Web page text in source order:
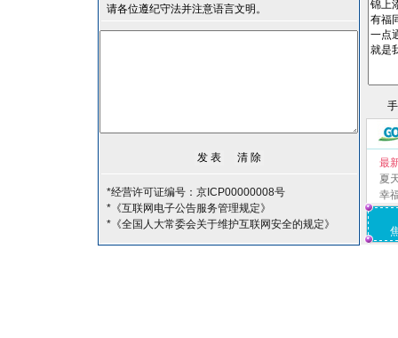
请各位遵纪守法并注意语言文明。
*经营许可证编号：京ICP00000008号
*《互联网电子公告服务管理规定》
*《全国人大常委会关于维护互联网安全的规定》
最
夏
幸